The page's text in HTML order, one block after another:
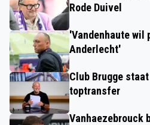
Rode Duivel
'Vandenhaute
Anderlecht'
Club Brugge
toptransfer
Vanhaezebrouck